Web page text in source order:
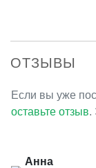
ОТЗЫВЫ
Если вы уже
оставьте отзыв.
Анна